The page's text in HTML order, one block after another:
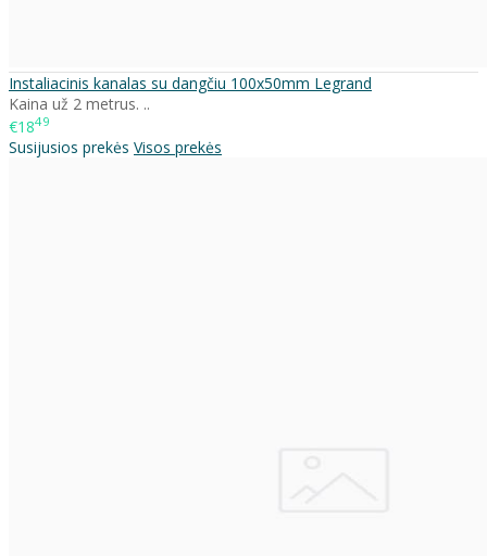
Instaliacinis kanalas su dangčiu 100x50mm Legrand
Kaina už 2 metrus. ..
€1849
Susijusios prekės Visos prekės